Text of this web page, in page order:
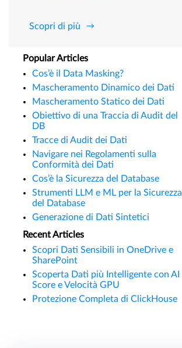
Scopri di più
Popular Articles
Cos’è il Data Masking?
Mascheramento Dinamico dei Dati
Mascheramento Statico dei Dati
Obiettivo di una Traccia di Audit del
DB
Tracce di Audit dei Dati
Navigare nei Regolamenti sulla
Conformità dei Dati
Cos’è la Sicurezza del Database
Strumenti LLM e ML per la Sicurezza
del Database
Generazione di Dati Sintetici
Recent Articles
Scopri Dati Sensibili in OneDrive e
SharePoint
Scoperta Dati più Intelligente con AI
Score e Velocità GPU
Protezione Completa di ClickHouse